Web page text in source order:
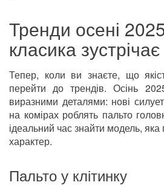
Тренди осені
класика
Тепер, коли ви знаєте, що
перейти до трендів. Осінь
виразними деталями: нові
на комірах роблять пальто
ідеальний час знайти модель, яка
характер.
Пальто у клітинку